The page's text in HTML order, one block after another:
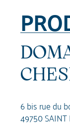
6 bis rue du
49750 SAINT